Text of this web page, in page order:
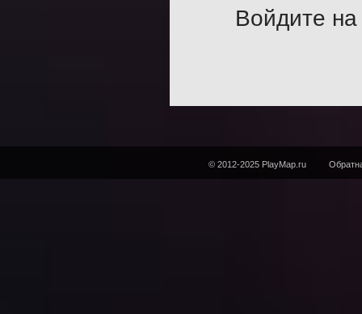
Войдите на
© 2012-2025 PlayMap.ru